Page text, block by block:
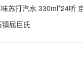
苏打汽水 330ml*24听
屈臣氏